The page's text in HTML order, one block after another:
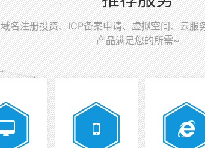
名注册投资、ICP备案申请、虚拟空间、云
产品满足您的所需~